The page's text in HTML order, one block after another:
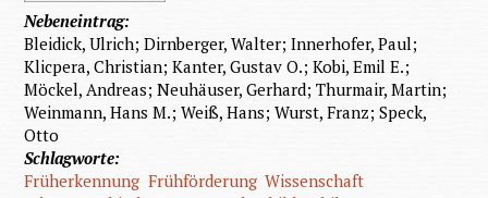
Nebeneintrag:
Bleidick, Ulrich; Dirnberger, Walter; Innerhofer, Paul;
Klicpera, Christian; Kanter, Gustav O.; Kobi, Emil E.;
Möckel, Andreas; Neuhäuser, Gerhard; Thurmair, Martin;
Weinmann, Hans M.; Weiß, Hans; Wurst, Franz; Speck,
Otto
Schlagworte:
Früherkennung Frühförderung Wissenschaft